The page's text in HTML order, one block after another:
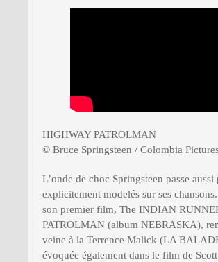
HIGHWAY PATROLMAN
© Bruce Springsteen / Colombia
L’onde de choc Springsteen passe aussi
explicitement modelés sur ses
son premier film, The INDIAN
PATROLMAN (album NEBRASKA),
veine à la Terrence Malick (LA
évoquée également dans le film de